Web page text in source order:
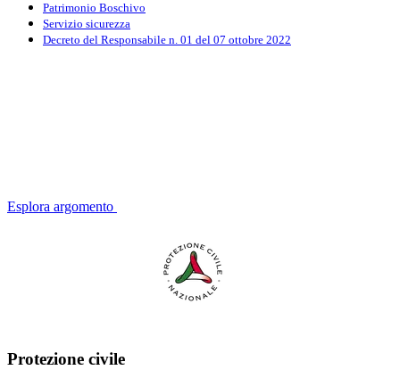
Patrimonio Boschivo
Servizio sicurezza
Decreto del Responsabile n. 01 del 07 ottobre 2022
Esplora argomento
Protezione civile